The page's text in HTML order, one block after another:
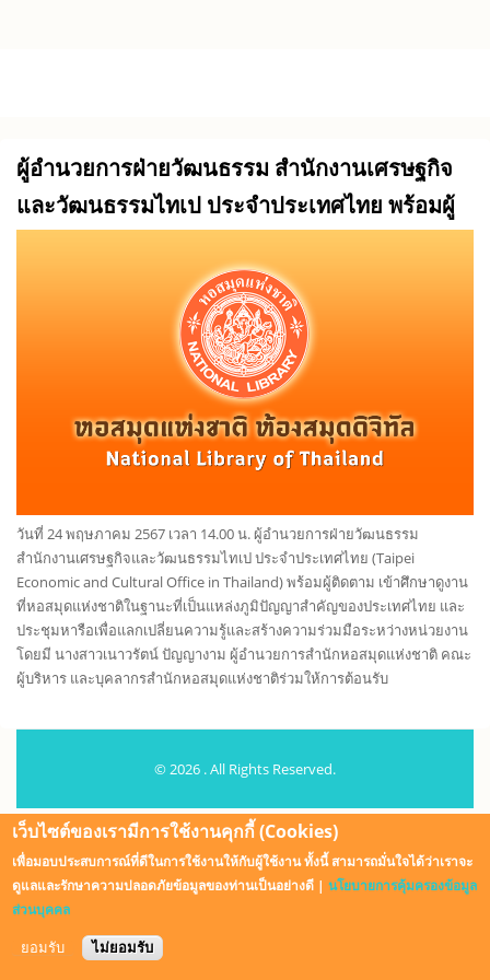
ผู้อำนวยการฝ่ายวัฒนธรรม สำนักงานเศรษฐกิจ
และวัฒนธรรมไทเป ประจำประเทศไทย พร้อมผู้
วันที่ 24 พฤษภาคม 2567 เวลา 14.00 น. ผู้อำนวยการฝ่ายวัฒนธรรม
สำนักงานเศรษฐกิจและวัฒนธรรมไทเป ประจำประเทศไทย (Taipei
Economic and Cultural Office in Thailand) พร้อมผู้ติดตาม เข้าศึกษาดูงาน
ที่หอสมุดแห่งชาติในฐานะที่เป็นแหล่งภูมิปัญญาสำคัญของประเทศไทย และ
ประชุมหารือเพื่อแลกเปลี่ยนความรู้และสร้างความร่วมมือระหว่างหน่วยงาน
โดยมี นางสาวเนาวรัตน์ ปัญญางาม ผู้อำนวยการสำนักหอสมุดแห่งชาติ คณะ
ผู้บริหาร และบุคลากรสำนักหอสมุดแห่งชาติร่วมให้การต้อนรับ
© 2026 . All Rights Reserved.
Design byZymphonies
เว็บไซต์ของเรามีการใช้งานคุกกี้ (Cookies)
เพื่อมอบประสบการณ์ที่ดีในการใช้งานให้กับผู้ใช้งาน ทั้งนี้ สามารถมั่นใจได้ว่าเราจะ
ดูแลและรักษาความปลอดภัยข้อมูลของท่านเป็นอย่างดี |นโยบายการคุ้มครองข้อมูล
ส่วนบุคคล
ยอมรับ ไม่ยอมรับ